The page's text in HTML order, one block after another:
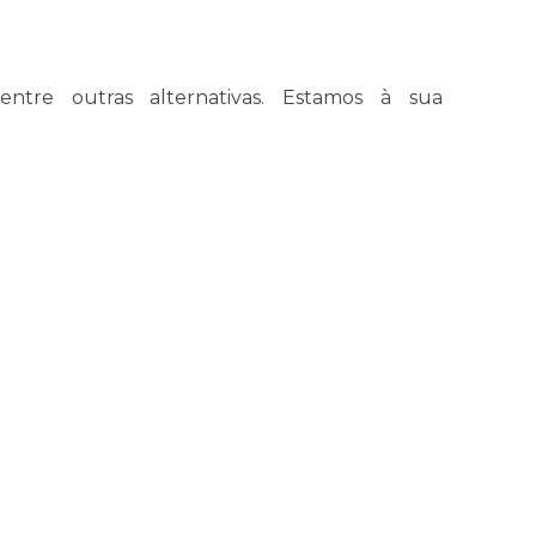
outras alternativas. Estamos à sua